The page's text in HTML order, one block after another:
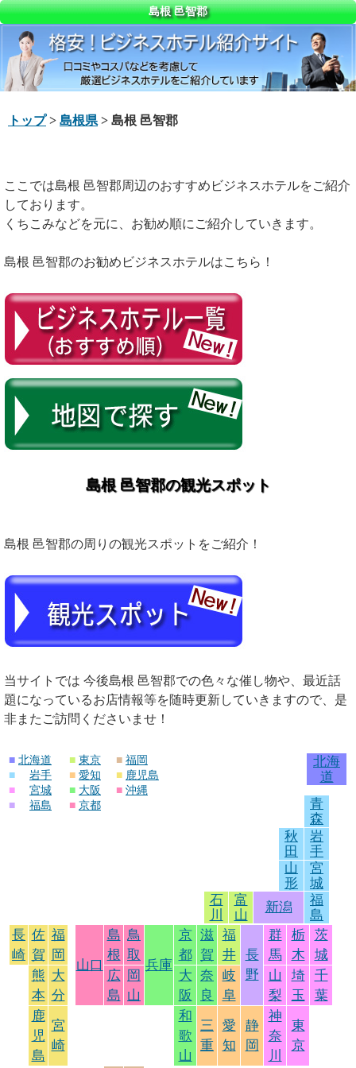
島根 邑智郡
トップ> 島根県 > 島根 邑智郡
ここでは島根 邑智郡周辺のおすすめビジネスホテルをご紹介
しております。
くちこみなどを元に、お勧め順にご紹介していきます。
島根 邑智郡のお勧めビジネスホテルはこちら！
島根 邑智郡の観光スポット
島根 邑智郡の周りの観光スポットをご紹介！
当サイトでは 今後島根 邑智郡での色々な催し物や、最近話
題になっているお店情報等を随時更新していきますので、是
非またご訪問くださいませ！
■ 北海道
■
岩手
■
宮城
■
福島
■ 東京
■ 愛知
■ 大阪
■ 京都
■ 福岡
■ 鹿児島
■ 沖縄
北海
道
青
森
秋
田
岩
手
山
形
宮
城
石
川
富
山
新潟
福
島
長
崎
佐
賀
福
岡
山口
島
根
鳥
取
兵庫
京
都
滋
賀
福
井
長
野
群
馬
栃
木
茨
城
熊
本
大
分
広
島
岡
山
大
阪
奈
良
岐
阜
山
梨
埼
玉
千
葉
鹿
児
島
宮
崎
和
歌
山
三
重
愛
知
静
岡
神
奈
川
東
京